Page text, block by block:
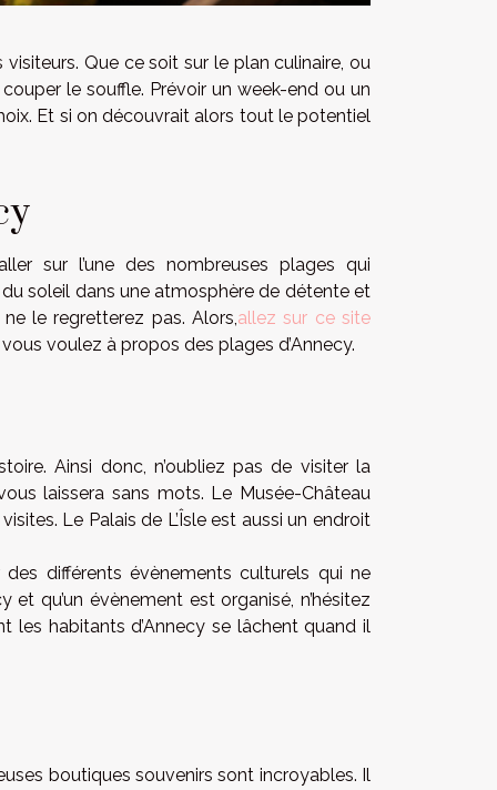
Que ce soit sur le plan culinaire, ou
le souffle. Prévoir un week-end ou un
Et si on découvrait alors tout le potentiel
sur l’une des nombreuses plages qui
soleil dans une atmosphère de détente et
le regretterez pas. Alors,allez sur ce site
voulez à propos des plages d’Annecy.
Ainsi donc, n’oubliez pas de visiter la
laissera sans mots. Le Musée-Château
Le Palais de L’Îsle est aussi un endroit
différents évènements culturels qui ne
qu’un évènement est organisé, n’hésitez
les habitants d’Annecy se lâchent quand il
boutiques souvenirs sont incroyables. Il